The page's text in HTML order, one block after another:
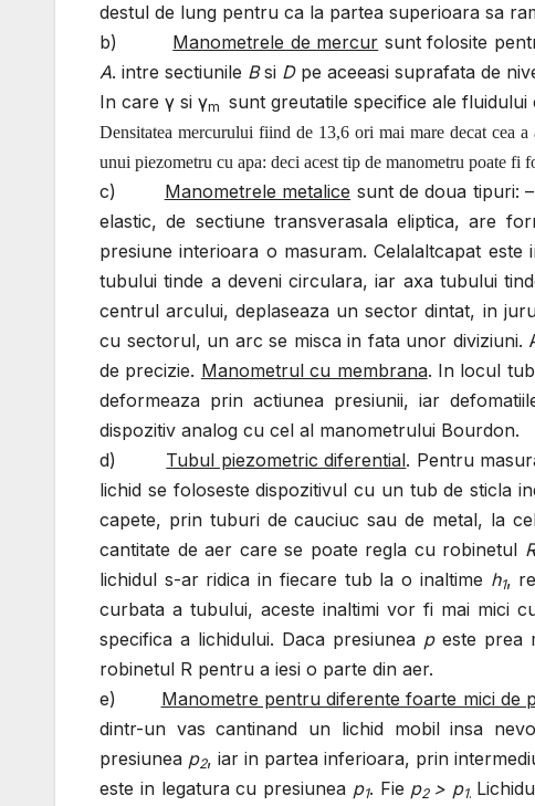
destul de lung pentru ca la partea superioara sa
b)
Manometrele de mercur sunt folosite
A. intre sectiunile Bsi Dpe aceeasi suprafata de
In care γ si γm sunt greutatile specifice ale
Densitatea mercurului fiind de 13,6 ori mai mare decat cea
unui piezometru cu apa: deci acest tip de manometru poate fi
c) Manometrele metalice sunt de doua tipuri: –
elastic, de sectiune transverasala eliptica, are
presiune interioara o masuram. Celalaltcapat
tubului tinde a deveni circulara, iar axa tubului
centrul arcului, deplaseaza un sector dintat, in
cu sectorul, un arc se misca in fata unor
de precizie. Manometrul cu membrana. In locul
deformeaza prin actiunea presiunii, iar
dispozitiv analog cu cel al manometrului Bourdon.
d)
Tubul piezometric diferential. Pentru
lichid se foloseste dispozitivul cu un tub de sticla
capete, prin tuburi de cauciuc sau de metal, la
cantitate de aer care se poate regla cu robinetul R
lichidul s-ar ridica in fiecare tub la o inaltime h1,
curbata a tubului, aceste inaltimi vor fi mai mici
specifica a lichidului. Daca presiunea peste prea
robinetul R pentru a iesi o parte din aer.
e)
Manometre pentru diferente foarte mici de
dintr-un vas cantinand un lichid mobil insa
presiunea p2, iar in partea inferioara, prin
este in legatura cu presiunea p1. Fie p2 > p1.